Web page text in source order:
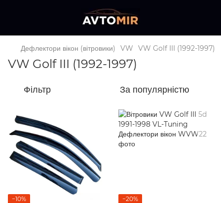
Дефлектори вікон (вітровики) VW VW Golf III (1992-1997)
VW Golf III (1992-1997)
Фільтр За популярністю
−10%
−20%